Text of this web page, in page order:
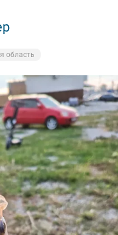
область